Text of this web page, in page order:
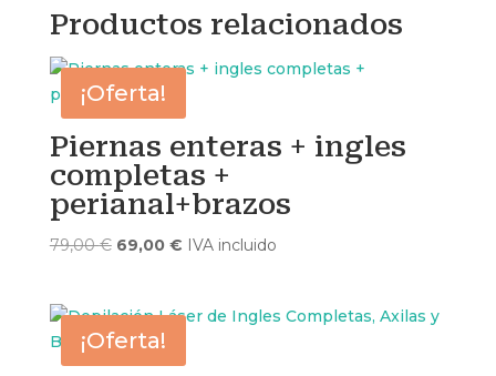
Productos relacionados
¡Oferta!
Piernas enteras + ingles
completas +
perianal+brazos
79,00€ El
era:
79,00 €.
69,00 €El
es:
IVA incluido
¡Oferta!